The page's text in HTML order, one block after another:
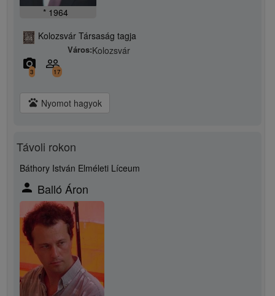
* 1964
Kolozsvár Társaság tagja
Város:Kolozsvár
camera_alt
3
people_outline
17
pets Nyomot hagyok
Távoli rokon
Báthory István Elméleti Líceum
person Balló Áron